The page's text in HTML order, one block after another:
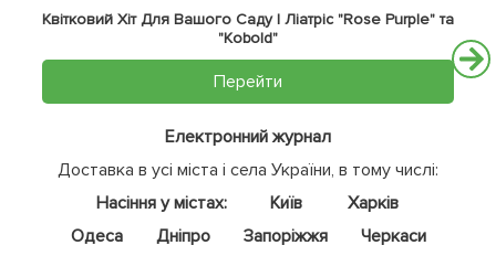
Квітковий Хіт Для Вашого Саду | Ліатріс "Rose Purple" та
"Kobold"
Перейти
Електронний журнал
Доставка в усі міста і села України, в тому числі:
Насіння у містах:
Київ
Харків
Одеса
Дніпро Запоріжжя
Черкаси